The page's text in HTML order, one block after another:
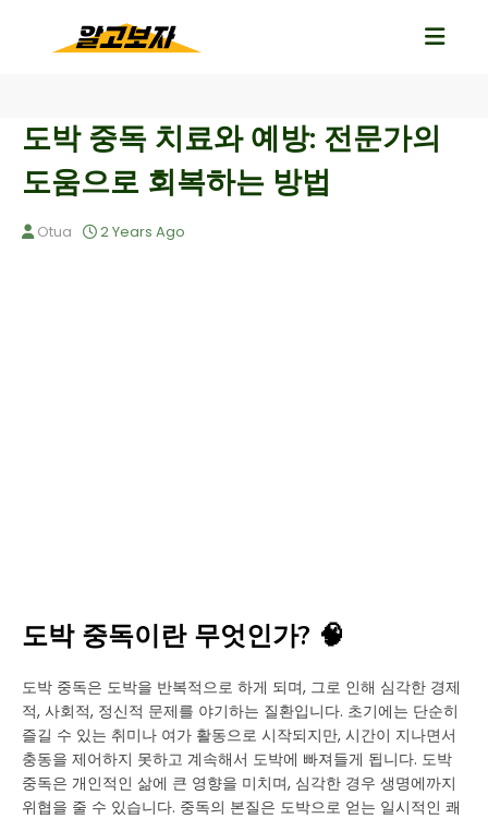
도박 중독 치료와 예방: 전문가의
도움으로 회복하는 방법
Otua 2 Years Ago
도박 중독이란 무엇인가? 🧠
도박 중독은 도박을 반복적으로 하게 되며, 그로 인해 심각한 경제
적, 사회적, 정신적 문제를 야기하는 질환입니다. 초기에는 단순히
즐길 수 있는 취미나 여가 활동으로 시작되지만, 시간이 지나면서
충동을 제어하지 못하고 계속해서 도박에 빠져들게 됩니다. 도박
중독은 개인적인 삶에 큰 영향을 미치며, 심각한 경우 생명에까지
위협을 줄 수 있습니다. 중독의 본질은 도박으로 얻는 일시적인 쾌